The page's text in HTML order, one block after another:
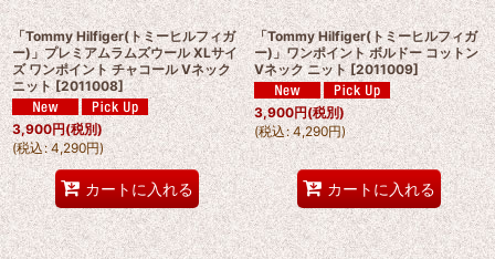
「Tommy Hilfiger(トミーヒルフィガ
ー)」プレミアムラムズウール XLサイ
ズ ワンポイント チャコール Vネック
ニット [2011008]
3,900円(税別)
(税込: 4,290円)
カートに入れる
「Tommy Hilfiger(トミーヒルフィガ
ー)」ワンポイント ボルドー コットン
Vネック ニット [2011009]
3,900円(税別)
(税込: 4,290円)
カートに入れる